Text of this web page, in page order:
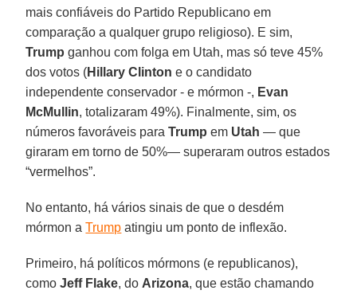
mais confiáveis do Partido Republicano em
comparação a qualquer grupo religioso). E sim,
Trump ganhou com folga em Utah, mas só teve 45%
dos votos (Hillary Clinton e o candidato
independente conservador - e mórmon -, Evan
McMullin, totalizaram 49%). Finalmente, sim, os
números favoráveis paraTrump em Utah — que
giraram em torno de 50%— superaram outros estados
“vermelhos”.
No entanto, há vários sinais de que o desdém
mórmon aTrump atingiu um ponto de inflexão.
Primeiro, há políticos mórmons (e republicanos),
comoJeff Flake, do Arizona, que estão chamando